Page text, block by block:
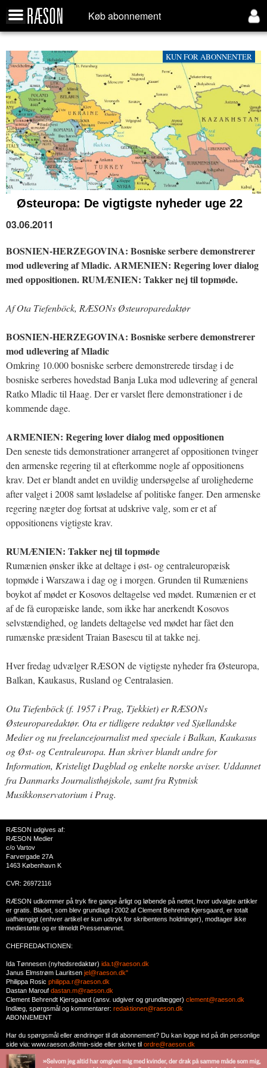
Køb abonnement
KUN FOR ABONNENTER
Østeuropa: De vigtigste nyheder uge 22
03.06.2011
BOSNIEN-HERZEGOVINA: Bosniske serbere demonstrerer
mod udlevering af Mladic. ARMENIEN: Regering lover dialog
med oppositionen. RUMÆNIEN: Takker nej til topmøde.
Af Ota Tiefenböck, RÆSONs Østeuroparedaktør
BOSNIEN-HERZEGOVINA: Bosniske serbere demonstrerer
mod udlevering af Mladic
Omkring 10.000 bosniske serbere demonstrerede tirsdag i de
bosniske serberes hovedstad Banja Luka mod udlevering af general
Ratko Mladic til Haag. Der er varslet flere demonstrationer i de
kommende dage.
ARMENIEN: Regering lover dialog med oppositionen
Den seneste tids demonstrationer arrangeret af oppositionen tvinger
den armenske regering til at efterkomme nogle af oppositionens
krav. Det er blandt andet en uvildig undersøgelse af urolighederne
after valget i 2008 samt løsladelse af politiske fanger. Den armenske
regering nægter dog fortsat at udskrive valg, som er et af
oppositionens vigtigste krav.
RUMÆNIEN: Takker nej til topmøde
Rumænien ønsker ikke at deltage i øst- og centraleuropæisk
topmøde i Warszawa i dag og i morgen. Grunden til Rumæniens
boykot af mødet er Kosovos deltagelse ved mødet. Rumænien er et
af de få europæiske lande, som ikke har anerkendt Kosovos
selvstændighed, og landets deltagelse ved mødet har fået den
rumænske præsident Traian Basescu til at takke nej.
Hver fredag udvælger RÆSON de vigtigste nyheder fra Østeuropa,
Balkan, Kaukasus, Rusland og Centralasien.
Ota Tiefenböck (f. 1957 i Prag, Tjekkiet) er RÆSONs
Østeuroparedaktør. Ota er tidligere redaktør ved Sjællandske
Medier og nu freelancejournalist med speciale i Balkan, Kaukasus
og Øst- og Centraleuropa. Han skriver blandt andre for
Information, Kristeligt Dagblad og enkelte norske aviser. Uddannet
fra Danmarks Journalisthøjskole, samt fra Rytmisk
Musikkonservatorium i Prag.
RÆSON udgives af:
RÆSON Medier
c/o Vartov
Farvergade 27A
1463 København K
CVR: 26972116
RÆSON udkommer på tryk fire gange årligt og løbende på nettet, hvor udvalgte artikler
er gratis. Bladet, som blev grundlagt i 2002 af Clement Behrendt Kjersgaard, er totalt
uafhængigt (enhver artikel er kun udtryk for skribentens holdninger), modtager ikke
mediestøtte og er tilmeldt Pressenævnet.
CHEFREDAKTIONEN:
Ida Tønnesen (nyhedsredaktør) ida.t@raeson.dk
Janus Elmstrøm Lauritsen jel@raeson.dk"
Philippa Rosic philippa.r@raeson.dk
Dastan Marouf dastan.m@raeson.dk
Clement Behrendt Kjersgaard (ansv. udgiver og grundlægger) clement@raeson.dk
Indlæg, spørgsmål og kommentarer: redaktionen@raeson.dk
ABONNEMENT
Har du spørgsmål eller ændringer til dit abonnement? Du kan logge ind på din personlige
side via: www.raeson.dk/min-side eller skrive til ordre@raeson.dk